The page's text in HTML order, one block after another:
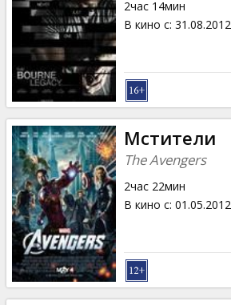
2час 14мин
В кино с: 31.08.2012
Мстители
The Avengers
2час 22мин
В кино с: 01.05.2012